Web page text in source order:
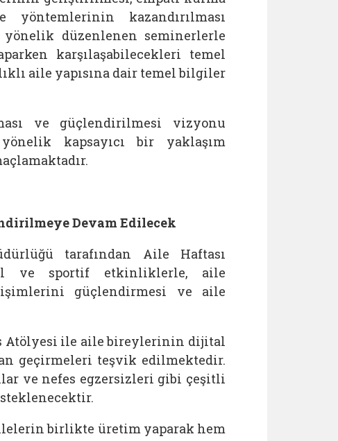
kazandırılması
düzenlenen seminerlerle
karşılaşabilecekleri temel
aile yapısına dair temel bilgiler
ve güçlendirilmesi vizyonu
kapsayıcı bir yaklaşım
Devam Edilecek
tarafından Aile Haftası
ve sportif etkinliklerle, aile
güçlendirmesi ve aile
Atölyesi ile aile bireylerinin dijital
geçirmeleri teşvik edilmektedir.
ve nefes egzersizleri gibi çeşitli
birlikte üretim yaparak hem